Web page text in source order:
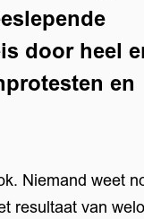
door heel
en
Niemand weet
resultaat van